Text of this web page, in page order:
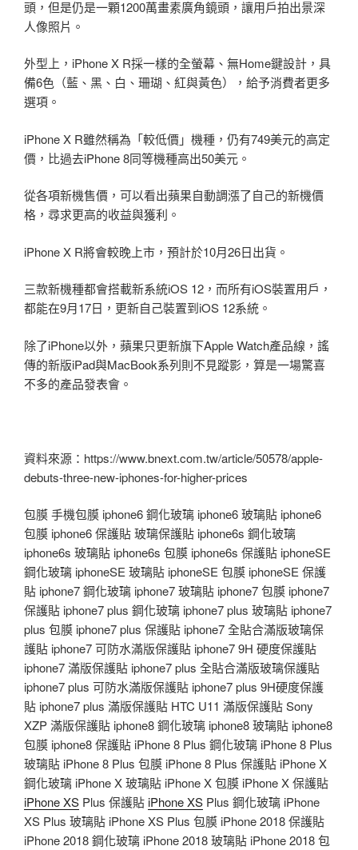
頭，但是仍是一顆1200萬畫素廣角鏡頭，讓用戶拍出景深
人像照片。
外型上，iPhone X R採一樣的全螢幕、無Home鍵設計，具
備6色（藍、黑、白、珊瑚、紅與黃色），給予消費者更多
選項。
iPhone X R雖然稱為「較低價」機種，仍有749美元的高定
價，比過去iPhone 8同等機種高出50美元。
從各項新機售價，可以看出蘋果自動調漲了自己的新機價
格，尋求更高的收益與獲利。
iPhone X R將會較晚上市，預計於10月26日出貨。
三款新機種都會搭載新系統iOS 12，而所有iOS裝置用戶，
都能在9月17日，更新自己裝置到iOS 12系統。
除了iPhone以外，蘋果只更新旗下Apple Watch產品線，謠
傳的新版iPad與MacBook系列則不見蹤影，算是一場驚喜
不多的產品發表會。
資料來源：https://www.bnext.com.tw/article/50578/apple-
debuts-three-new-iphones-for-higher-prices
包膜 手機包膜 iphone6 鋼化玻璃 iphone6 玻璃貼 iphone6
包膜 iphone6 保護貼 玻璃保護貼 iphone6s 鋼化玻璃
iphone6s 玻璃貼 iphone6s 包膜 iphone6s 保護貼 iphoneSE
鋼化玻璃 iphoneSE 玻璃貼 iphoneSE 包膜 iphoneSE 保護
貼 iphone7 鋼化玻璃 iphone7 玻璃貼 iphone7 包膜 iphone7
保護貼 iphone7 plus 鋼化玻璃 iphone7 plus 玻璃貼 iphone7
plus 包膜 iphone7 plus 保護貼 iphone7 全貼合滿版玻璃保
護貼 iphone7 可防水滿版保護貼 iphone7 9H 硬度保護貼
iphone7 滿版保護貼 iphone7 plus 全貼合滿版玻璃保護貼
iphone7 plus 可防水滿版保護貼 iphone7 plus 9H硬度保護
貼 iphone7 plus 滿版保護貼 HTC U11 滿版保護貼 Sony
XZP 滿版保護貼 iphone8 鋼化玻璃 iphone8 玻璃貼 iphone8
包膜 iphone8 保護貼 iPhone 8 Plus 鋼化玻璃 iPhone 8 Plus
玻璃貼 iPhone 8 Plus 包膜 iPhone 8 Plus 保護貼 iPhone X
鋼化玻璃 iPhone X 玻璃貼 iPhone X 包膜 iPhone X 保護貼
iPhone XS Plus 保護貼iPhone XS Plus 鋼化玻璃 iPhone
XS Plus 玻璃貼 iPhone XS Plus 包膜 iPhone 2018 保護貼
iPhone 2018 鋼化玻璃 iPhone 2018 玻璃貼 iPhone 2018 包